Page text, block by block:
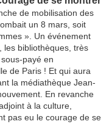
de mobilisation des
un 8 mars, soit
». Un événement
les bibliothèques, très
payé en
de Paris ! Et qui aura
la médiathèque Jean-
En revanche
à la culture,
pas eu le courage de se